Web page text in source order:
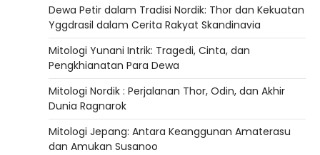
Dewa Petir dalam Tradisi Nordik: Thor dan Kekuatan
Yggdrasil dalam Cerita Rakyat Skandinavia
Mitologi Yunani Intrik: Tragedi, Cinta, dan
Pengkhianatan Para Dewa
Mitologi Nordik : Perjalanan Thor, Odin, dan Akhir
Dunia Ragnarok
Mitologi Jepang: Antara Keanggunan Amaterasu
dan Amukan Susanoo